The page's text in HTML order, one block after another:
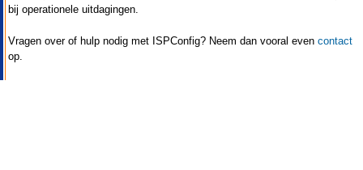
bij operationele uitdagingen.
Vragen over of hulp nodig met ISPConfig? Neem dan vooral even contact
op.